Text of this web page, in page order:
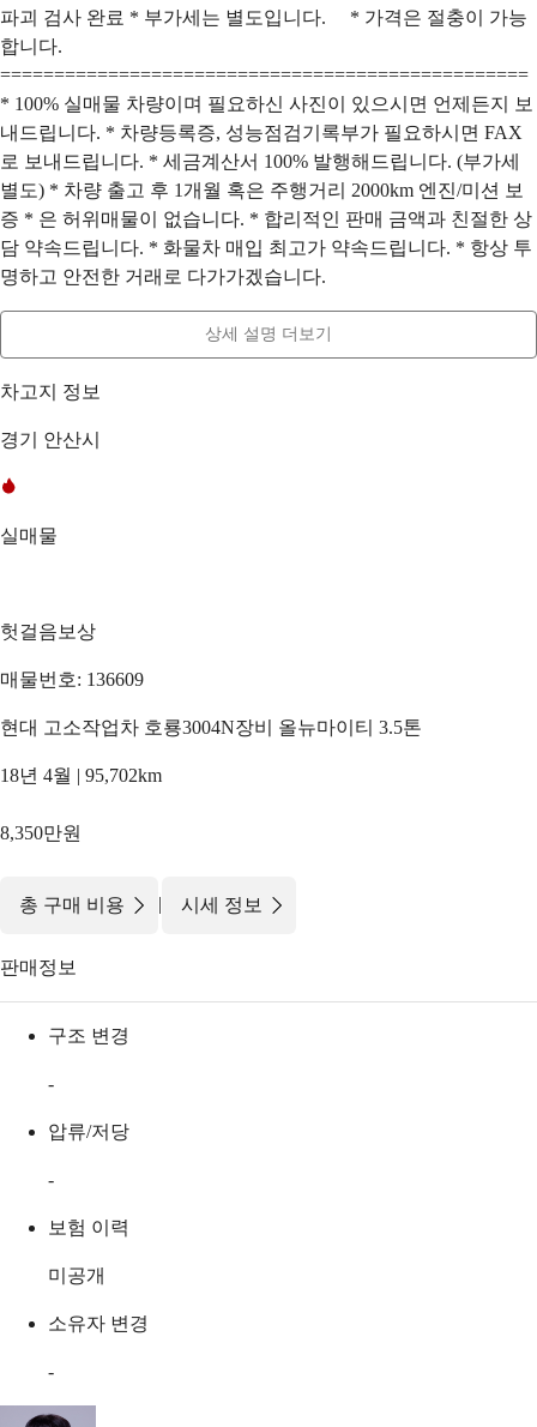
파괴 검사 완료 * 부가세는 별도입니다. * 가격은 절충이 가능
합니다.
=================================================
* 100% 실매물 차량이며 필요하신 사진이 있으시면 언제든지 보
내드립니다. * 차량등록증, 성능점검기록부가 필요하시면 FAX
로 보내드립니다. * 세금계산서 100% 발행해드립니다. (부가세
별도) * 차량 출고 후 1개월 혹은 주행거리 2000km 엔진/미션 보
증 * 은 허위매물이 없습니다. * 합리적인 판매 금액과 친절한 상
담 약속드립니다. * 화물차 매입 최고가 약속드립니다. * 항상 투
명하고 안전한 거래로 다가가겠습니다.
상세 설명 더보기
차고지 정보
경기 안산시
실매물
헛걸음보상
매물번호: 136609
현대 고소작업차 호룡3004N장비 올뉴마이티 3.5톤
18년 4월 | 95,702km
8,350만원
총 구매 비용 | 시세 정보
판매정보
구조 변경
-
압류/저당
-
보험 이력
미공개
소유자 변경
-